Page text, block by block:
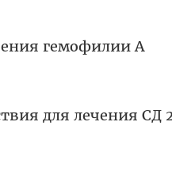
гемофилии А
для лечения СД